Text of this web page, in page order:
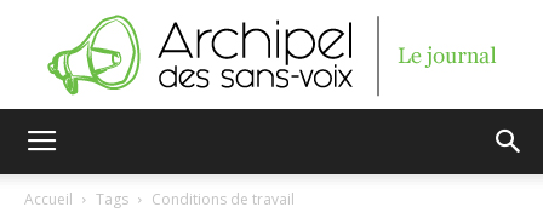
Accueil Tags Conditions de travail